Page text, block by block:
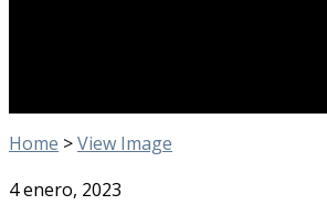
Home >View Image
4 enero, 2023